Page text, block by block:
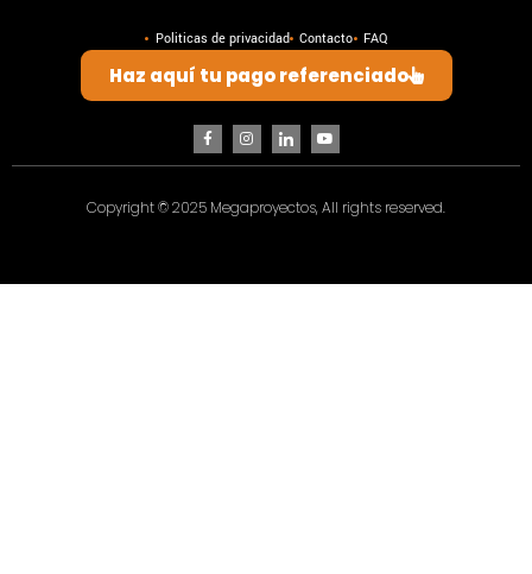
Politicas de privacidad Contacto FAQ
Haz aquí tu pago referenciado
Copyright © 2025 Megaproyectos, All rights reserved.